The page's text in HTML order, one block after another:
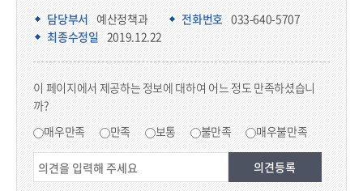
담당부서 예산정책과 전화번호 033-640-5707
최종수정일 2019.12.22
이 페이지에서 제공하는 정보에 대하여 어느 정도 만족하셨습니
까?
매우만족 만족 보통 불만족 매우불만족